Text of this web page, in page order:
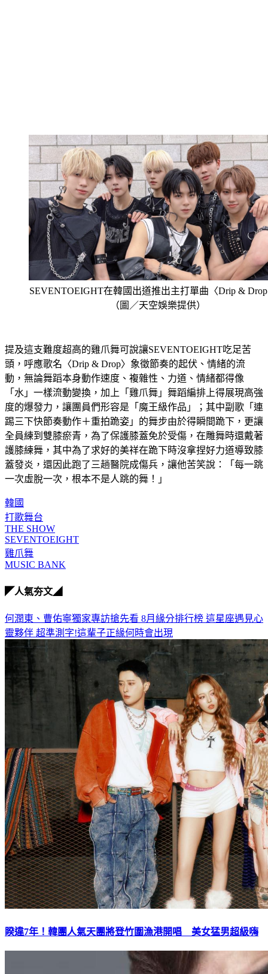
SEVENTOEIGHT在韓國出道推出主打單曲〈Drip &
（圖／天空娛樂提供）
提及這支難度超高的雞爪舞可說讓SEVENTOEIGHT吃足苦
頭，呼應歌名〈Drip & Drop〉象徵節奏的起伏、情緒的流
動，無論舞蹈本身動作速度、複雜性、力道、情緒都得像
「水」一樣流動變換，加上「雞爪舞」舞蹈編排上得展現高強
度的爆發力，讓團員們形容是「魔王級作品」；其中副歌「連
踢三下快節奏動作＋重拍跪姿」的舞步由於得瞬間跪下，更讓
全員練到雙膝瘀青，為了保護膝蓋免於受傷，在雕舞時還戴著
護膝練舞，其中為了求好的美祥在跪下時沒拿捏好力道導致膝
蓋發炎，還因此跑了三趟醫院成傷兵，讓他苦笑說：「每一跳
一次虛脫一次，根本不是人跳的舞！」
韓國
打歌舞台
THE SHOW
SEVENTOEIGHT
雞爪舞
MUSIC BANK
◤人氣夯文◢
何潤東、曹佑寧獨家專訪搶先看 8月緣分排行榜 這星座遇見心
靈夥伴 超準測字!這輩子正緣何時會出現
睽違7年！韓團人氣天團將登竹圍漁港開唱 美女猛男超級嗨